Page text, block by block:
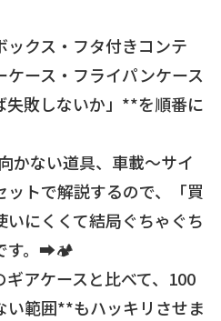
ックス・フタ付きコンテ
ース・フライパンケース
失敗しないか」**を順番に
かない道具、車載〜サイ
ットで解説するので、「買
いにくくて結局ぐちゃぐち
す。➡️🏕️
アケースと比べて、100
い範囲**もハッキリさせま